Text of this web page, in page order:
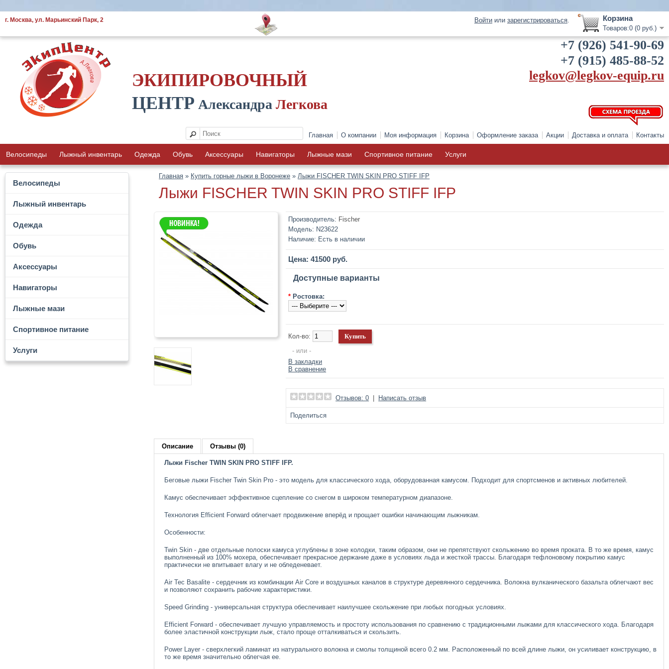
г. Москва, ул. Марьинский Парк, 2 Войти или зарегистрироваться. Корзина
Товаров:0 (0 руб.)
ЭКИПИРОВОЧНЫЙ
ЦЕНТР Александра Легкова
+7 (926) 541-90-69
+7 (915) 485-88-52
legkov@legkov-equip.ru
Главная О компании Моя информация Корзина Оформление заказа Акции Доставка и оплата Контакты
Велосипеды Лыжный инвентарь Одежда Обувь Аксессуары Навигаторы Лыжные мази Спортивное питание Услуги
Велосипеды
Лыжный инвентарь
Одежда
Обувь
Аксессуары
Навигаторы
Лыжные мази
Спортивное питание
Услуги
Главная » Купить горные лыжи в Воронеже »Лыжи FISCHER TWIN SKIN PRO STIFF IFP
Лыжи FISCHER TWIN SKIN PRO STIFF IFP
Производитель: Fischer
Модель: N23622
Наличие: Есть в наличии
Цена: 41500 руб.
Доступные варианты
* Ростовка:
Кол-во:
- или -
В закладки
В сравнение
Отзывов: 0 Написать отзыв
Поделиться
Описание Отзывы (0)
Лыжи Fischer TWIN SKIN PRO STIFF IFP.
Беговые лыжи Fischer Twin Skin Pro - это модель для классического хода, оборудованная камусом. Подходит для спортсменов и активных любителей.
Камус обеспечивает эффективное сцепление со снегом в широком температурном диапазоне.
Технология Efficient Forward облегчает продвижение вперёд и прощает ошибки начинающим лыжникам.
Особенности:
Twin Skin - две отдельные полоски камуса углублены в зоне колодки, таким образом, они не препятствуют скольжению во время проката. В то же время, камус
выполненный из 100% мохера, обеспечивает прекрасное держание даже в условиях льда и жесткой трассы. Благодаря тефлоновому покрытию камус
практически не впитывает влагу и не обледеневает.
Air Tec Basalite - сердечник из комбинации Air Core и воздушных каналов в структуре деревянного сердечника. Волокна вулканического базальта облегчают вес
и позволяют сохранить рабочие характеристики.
Speed Grinding - универсальная структура обеспечивает наилучшее скольжение при любых погодных условиях.
Efficient Forward - обеспечивает лучшую управляемость и простоту использования по сравнению с традиционными лыжами для классического хода. Благодаря
более эластичной конструкции лыж, стало проще отталкиваться и скользить.
Power Layer - сверхлегкий ламинат из натурального волокна и смолы толщиной всего 0.2 мм. Расположенный по всей длине лыжи, он усиливает конструкцию, в
то же время значительно облегчая ее.